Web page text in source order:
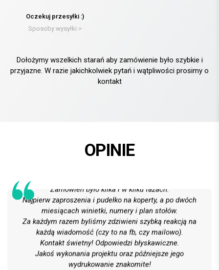
Oczekuj przesyłki :)
Sposoby wysyłki >
Dołożymy wszelkich starań aby zamówienie było szybkie i
przyjazne. W razie jakichkolwiek pytań i wątpliwości prosimy o
kontakt
OPINIE
Zamówień było kilka i w kilku fazach.
Najpierw zaproszenia i pudełko na koperty, a po dwóch
miesiącach winietki, numery i plan stołów.
Za każdym razem byliśmy zdziwieni szybką reakcją na
każdą wiadomość (czy to na fb, czy mailowo).
Kontakt świetny! Odpowiedzi błyskawiczne.
Jakoś wykonania projektu oraz późniejsze jego
wydrukowanie znakomite!